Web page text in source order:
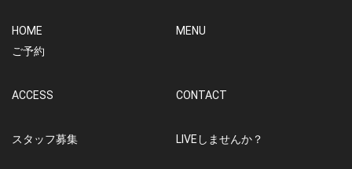
HOME
ご予約
MENU
ACCESS CONTACT
スタッフ募集 LIVEしませんか？